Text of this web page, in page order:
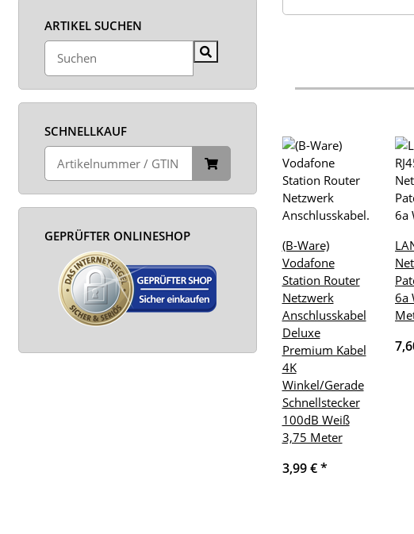
(B-Ware)
Vodafone
Station Router
Netzwerk
Anschlusskabel
Deluxe
Premium Kabel
4K
Winkel/Gerade
Schnellstecker
100dB Weiß
3,75 Meter
3,99 €*
6a
ARTIKEL SUCHEN
SCHNELLKAUF
GEPRÜFTER ONLINESHOP